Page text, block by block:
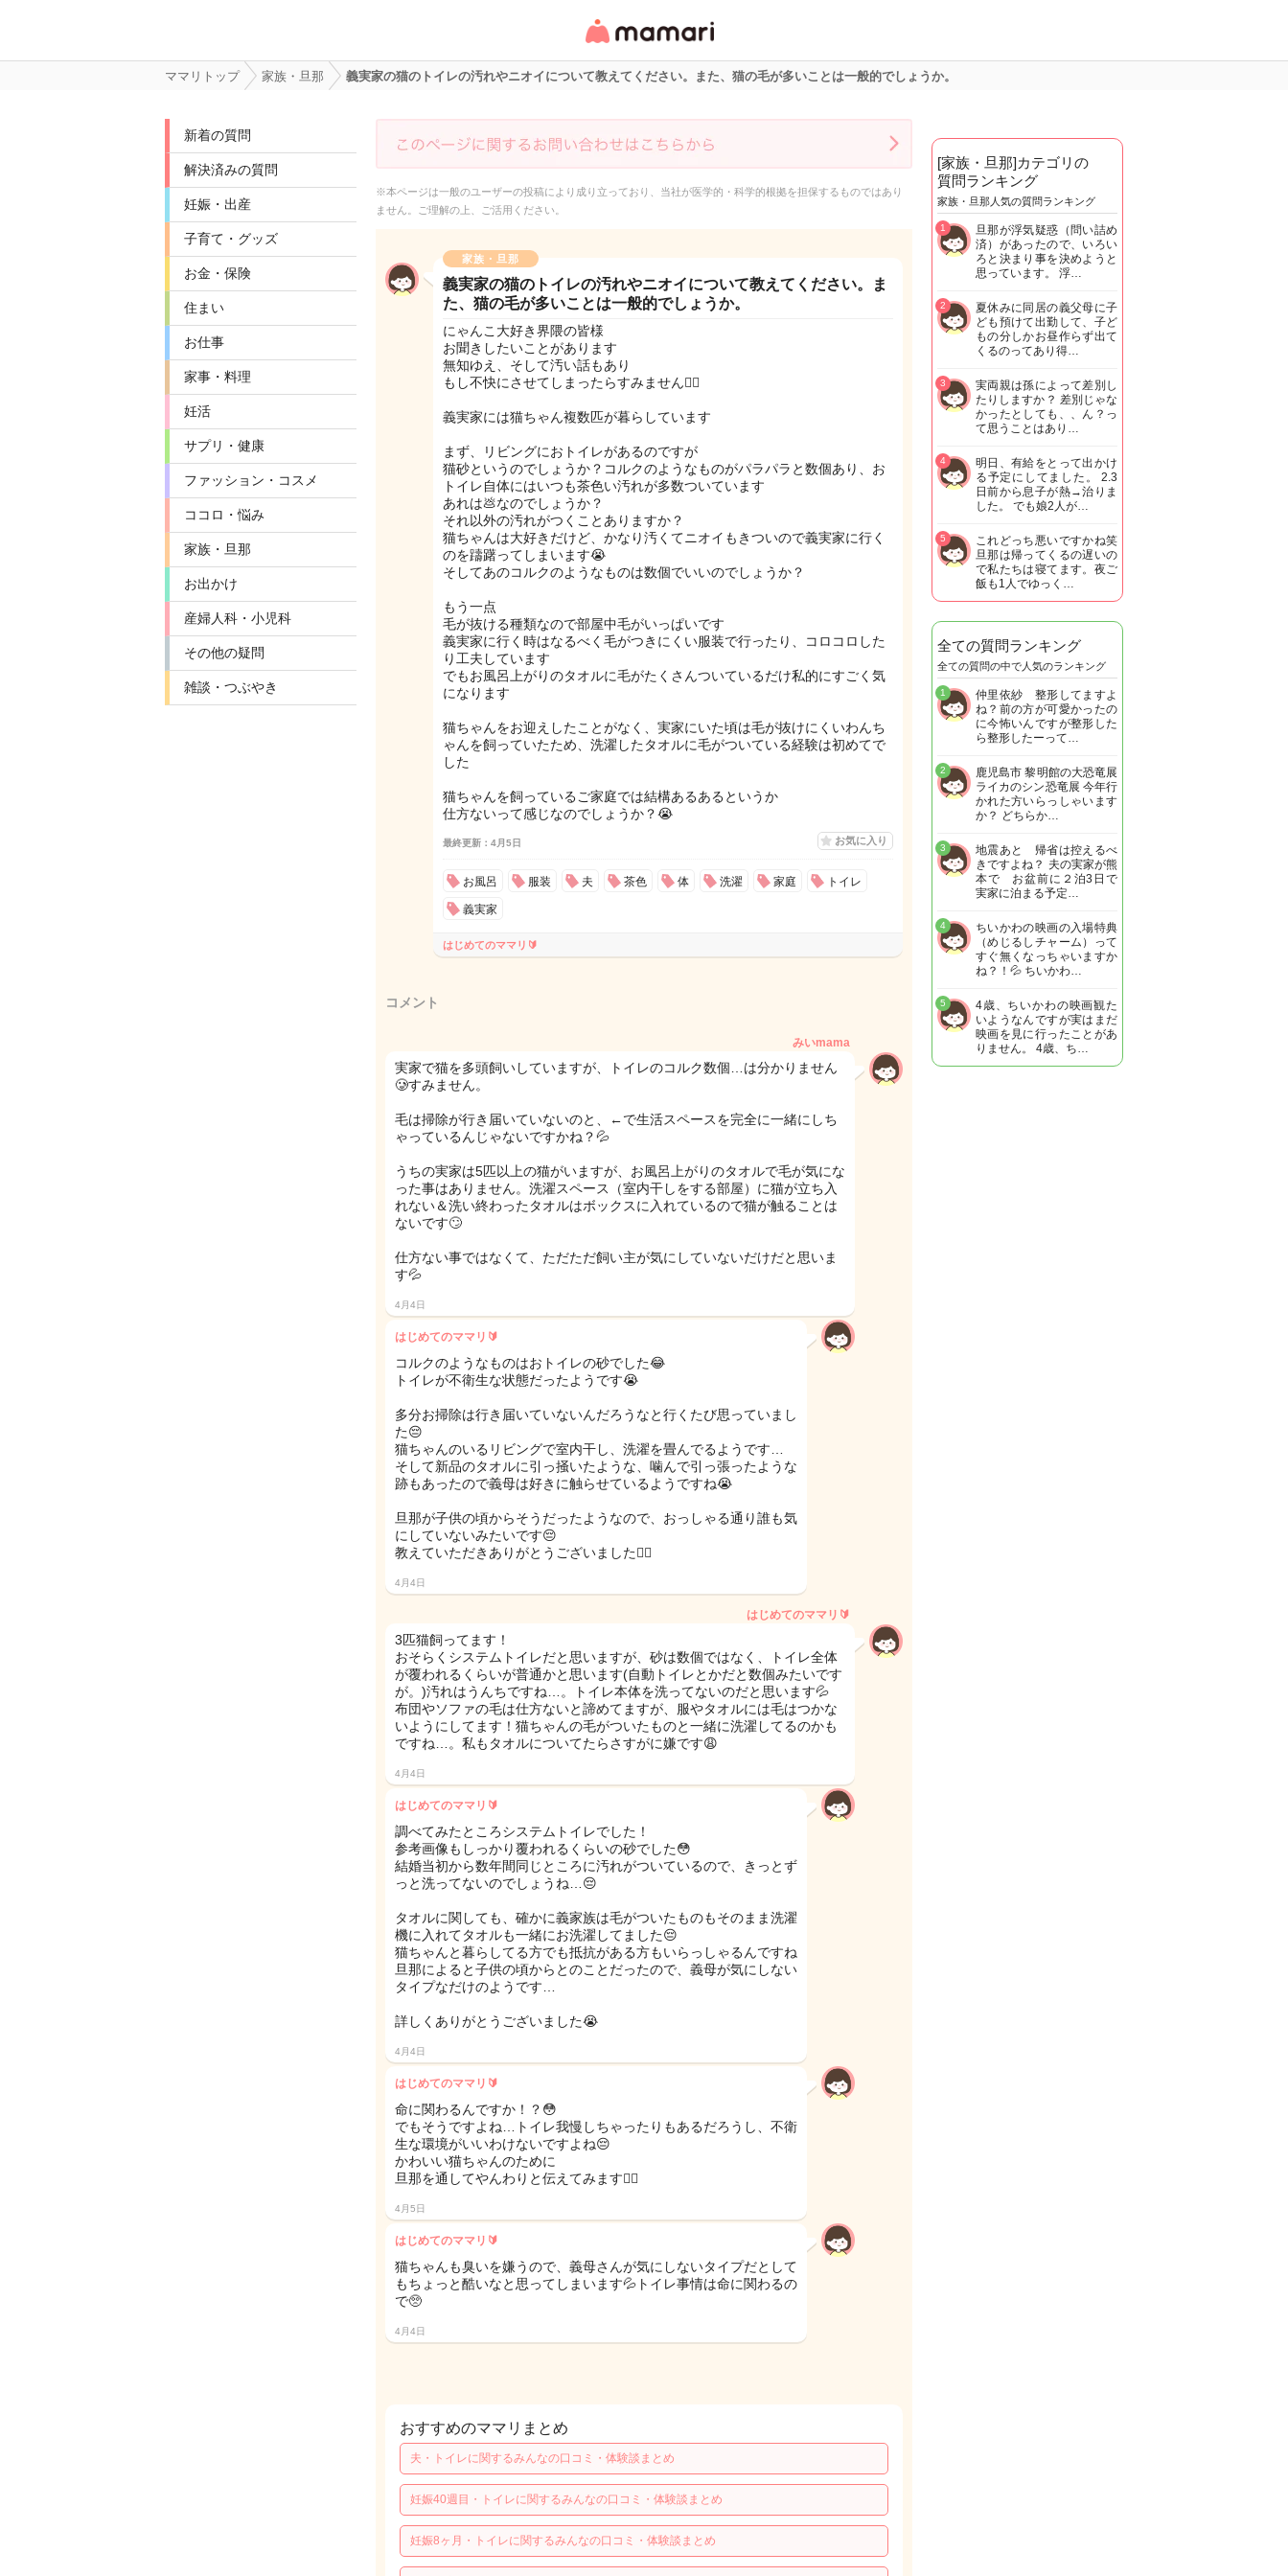
リ・情報サイト
ママリトップ 家族・旦那 義実家の猫のトイレの汚れやニオイについて教えてください。また、猫の毛が多いことは一般的でしょうか。
新着の質問
解決済みの質問
妊娠・出産
子育て・グッズ
お金・保険
住まい
お仕事
家事・料理
妊活
サプリ・健康
ファッション・コスメ
ココロ・悩み
家族・旦那
お出かけ
産婦人科・小児科
その他の疑問
雑談・つぶやき
※本ページは一般のユーザーの投稿により成り立っており、当社が医学的・科学的根拠を担保するものではあり
ません。ご理解の上、ご活用ください。
家族・旦那
義実家の猫のトイレの汚れやニオイについて教えてください。ま
た、猫の毛が多いことは一般的でしょうか。
にゃんこ大好き界隈の皆様
お聞きしたいことがあります
無知ゆえ、そして汚い話もあり
もし不快にさせてしまったらすみません🙇‍♀️
義実家には猫ちゃん複数匹が暮らしています
まず、リビングにおトイレがあるのですが
猫砂というのでしょうか？コルクのようなものがパラパラと数個あり、お
トイレ自体にはいつも茶色い汚れが多数ついています
あれは💩なのでしょうか？
それ以外の汚れがつくことありますか？
猫ちゃんは大好きだけど、かなり汚くてニオイもきついので義実家に行く
のを躊躇ってしまいます😭
そしてあのコルクのようなものは数個でいいのでしょうか？
もう一点
毛が抜ける種類なので部屋中毛がいっぱいです
義実家に行く時はなるべく毛がつきにくい服装で行ったり、コロコロした
り工夫しています
でもお風呂上がりのタオルに毛がたくさんついているだけ私的にすごく気
になります
猫ちゃんをお迎えしたことがなく、実家にいた頃は毛が抜けにくいわんち
ゃんを飼っていたため、洗濯したタオルに毛がついている経験は初めてで
した
猫ちゃんを飼っているご家庭では結構あるあるというか
仕方ないって感じなのでしょうか？😭
最終更新：4月5日 お気に入り
お風呂 服装 夫 茶色 体 洗濯 家庭 トイレ
義実家
はじめてのママリ🔰
コメント
みいmama
実家で猫を多頭飼いしていますが、トイレのコルク数個…は分かりません
🥲すみません。
毛は掃除が行き届いていないのと、←で生活スペースを完全に一緒にしち
ゃっているんじゃないですかね？💦
うちの実家は5匹以上の猫がいますが、お風呂上がりのタオルで毛が気にな
った事はありません。洗濯スペース（室内干しをする部屋）に猫が立ち入
れない＆洗い終わったタオルはボックスに入れているので猫が触ることは
ないです🙄
仕方ない事ではなくて、ただただ飼い主が気にしていないだけだと思いま
す💦
4月4日
はじめてのママリ🔰
コルクのようなものはおトイレの砂でした😂
トイレが不衛生な状態だったようです😭
多分お掃除は行き届いていないんだろうなと行くたび思っていまし
た😔
猫ちゃんのいるリビングで室内干し、洗濯を畳んでるようです…
そして新品のタオルに引っ掻いたような、噛んで引っ張ったような
跡もあったので義母は好きに触らせているようですね😭
旦那が子供の頃からそうだったようなので、おっしゃる通り誰も気
にしていないみたいです😔
教えていただきありがとうございました🙇‍♀️
4月4日
はじめてのママリ🔰
3匹猫飼ってます！
おそらくシステムトイレだと思いますが、砂は数個ではなく、トイレ全体
が覆われるくらいが普通かと思います(自動トイレとかだと数個みたいです
が。)汚れはうんちですね…。トイレ本体を洗ってないのだと思います💦
布団やソファの毛は仕方ないと諦めてますが、服やタオルには毛はつかな
いようにしてます！猫ちゃんの毛がついたものと一緒に洗濯してるのかも
ですね…。私もタオルについてたらさすがに嫌です😩
4月4日
はじめてのママリ🔰
調べてみたところシステムトイレでした！
参考画像もしっかり覆われるくらいの砂でした😳
結婚当初から数年間同じところに汚れがついているので、きっとず
っと洗ってないのでしょうね…😔
タオルに関しても、確かに義家族は毛がついたものもそのまま洗濯
機に入れてタオルも一緒にお洗濯してました😔
猫ちゃんと暮らしてる方でも抵抗がある方もいらっしゃるんですね
旦那によると子供の頃からとのことだったので、義母が気にしない
タイプなだけのようです…
詳しくありがとうございました😭
4月4日
はじめてのママリ🔰
命に関わるんですか！？😳
でもそうですよね…トイレ我慢しちゃったりもあるだろうし、不衛
生な環境がいいわけないですよね😔
かわいい猫ちゃんのために
旦那を通してやんわりと伝えてみます🙇‍♀️
4月5日
はじめてのママリ🔰
猫ちゃんも臭いを嫌うので、義母さんが気にしないタイプだとして
もちょっと酷いなと思ってしまいます💦トイレ事情は命に関わるの
で🥺
4月4日
おすすめのママリまとめ
夫・トイレに関するみんなの口コミ・体験談まとめ
妊娠40週目・トイレに関するみんなの口コミ・体験談まとめ
妊娠8ヶ月・トイレに関するみんなの口コミ・体験談まとめ
[家族・旦那]カテゴリの
質問ランキング
家族・旦那人気の質問ランキング
旦那が浮気疑惑（問い詰め
済）があったので、いろい
ろと決まり事を決めようと
思っています。 浮…
1
夏休みに同居の義父母に子
ども預けて出勤して、子ど
もの分しかお昼作らず出て
くるのってあり得…
2
実両親は孫によって差別し
たりしますか？ 差別じゃな
かったとしても、、ん？っ
て思うことはあり…
3
明日、有給をとって出かけ
る予定にしてました。 2.3
日前から息子が熱→治りま
した。 でも娘2人が…
4
これどっち悪いですかね笑
旦那は帰ってくるの遅いの
で私たちは寝てます。夜ご
飯も1人でゆっく…
5
全ての質問ランキング
全ての質問の中で人気のランキング
仲里依紗 整形してますよ
ね？前の方が可愛かったの
に今怖いんですが整形した
ら整形したーって…
1
鹿児島市 黎明館の大恐竜展
ライカのシン恐竜展 今年行
かれた方いらっしゃいます
か？ どちらか…
2
地震あと 帰省は控えるべ
きですよね？ 夫の実家が熊
本で お盆前に２泊3日で
実家に泊まる予定…
3
ちいかわの映画の入場特典
（めじるしチャーム）って
すぐ無くなっちゃいますか
ね？！💦 ちいかわ…
4
4歳、ちいかわの映画観た
いようなんですが実はまだ
映画を見に行ったことがあ
りません。 4歳、ち…
5